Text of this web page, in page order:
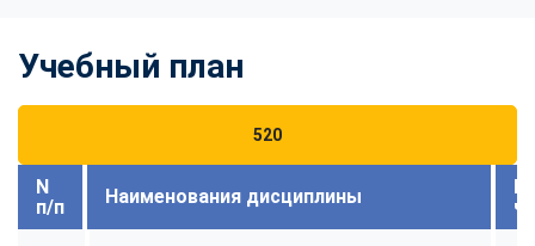
Учебный план
520
N
п/п
Наименования дисциплины